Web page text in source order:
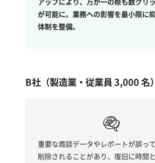
が可能に。業務への影響を最小限に
体制を整備。
B社（製造業・従業員 3,000 名）
重要な商談データやレポートが誤っ
削除されることがあり、復旧に時間